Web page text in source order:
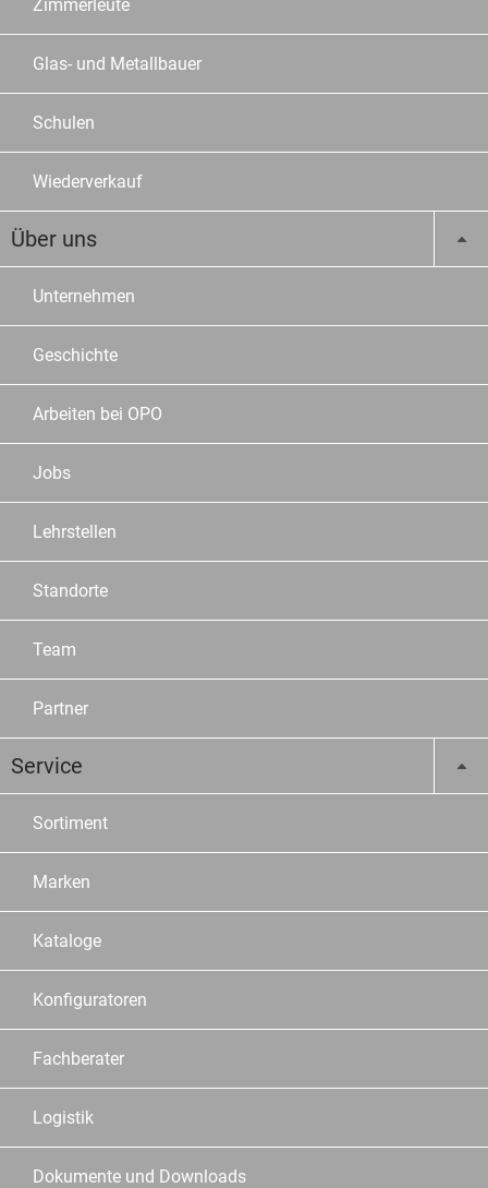
Zimmerleute
Glas- und Metallbauer
Schulen
Wiederverkauf
Über uns
Unternehmen
Geschichte
Arbeiten bei OPO
Jobs
Lehrstellen
Standorte
Team
Partner
Service
Sortiment
Marken
Kataloge
Konfiguratoren
Fachberater
Logistik
Dokumente und Downloads